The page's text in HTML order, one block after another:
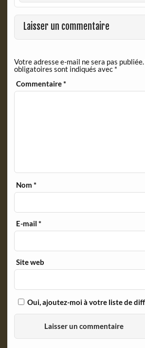
b
o
o
k
t
F
r
e
d
l
y
Laisser un commentaire
Votre adresse e-mail ne sera pas publiée.
obligatoires sont indiqués avec *
Commentaire*
Nom*
E-mail*
Site web
Oui, ajoutez-moi à votre liste de